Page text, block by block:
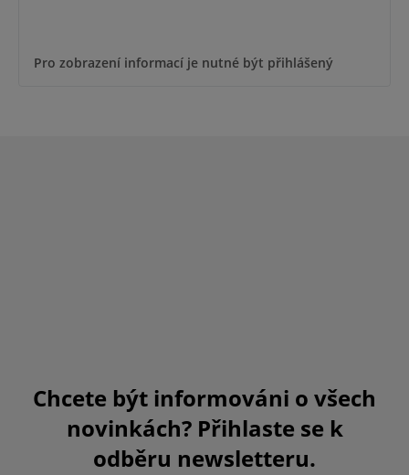
Pro zobrazení informací je nutné být přihlášený
Chcete být informováni o všech
novinkách? Přihlaste se k
odběru newsletteru.